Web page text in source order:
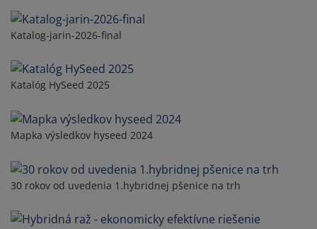
Katalog-jarin-2026-final
Katalóg HySeed 2025
Mapka výsledkov hyseed 2024
30 rokov od uvedenia 1.hybridnej pšenice na trh